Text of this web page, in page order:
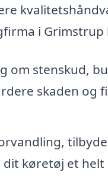
i Grimstrup
om stenskud,
skaden og
køretøj et